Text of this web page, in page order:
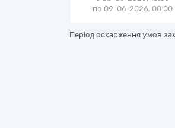
по 09-06-2026, 00:00
Період оскарження умов